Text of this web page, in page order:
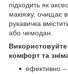
підходить як
макіяжу, очищає
рукавичка
або чемодан.
комфорт та
ефективно –